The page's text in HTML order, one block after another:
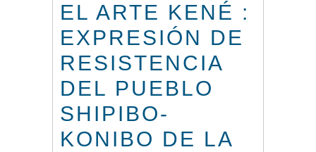
EL ARTE KENÉ :
EXPRESIÓN DE
RESISTENCIA
DEL PUEBLO
SHIPIBO-
KONIBO DE LA